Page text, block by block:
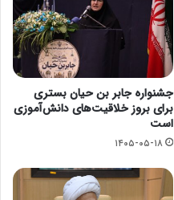
جشنواره جابر بن حیان بستری
برای بروز خلاقیت‌های دانش‌آموزی
است
۱۴۰۵-۰۵-۱۸